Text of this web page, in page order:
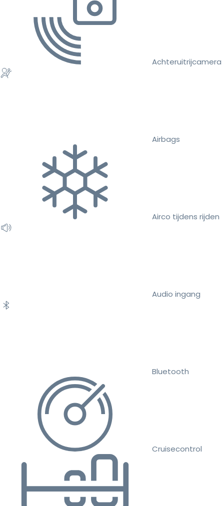
Achteruitrijcamera
Airbags
Airco tijdens rijden
Audio ingang
Bluetooth
Cruisecontrol